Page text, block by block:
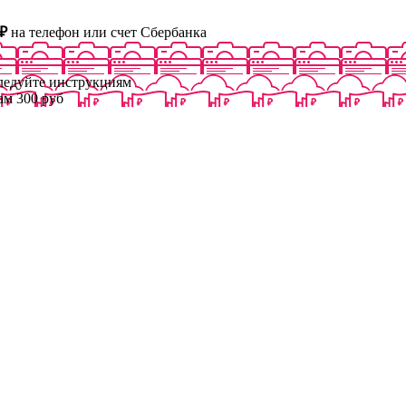
на телефон или счет Сбербанка
инструкциям
300 руб